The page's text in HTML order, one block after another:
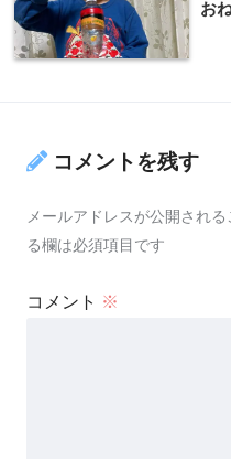
お
コメントを残す
メールアドレスが公開される
る欄は必須項目です
コメント ※